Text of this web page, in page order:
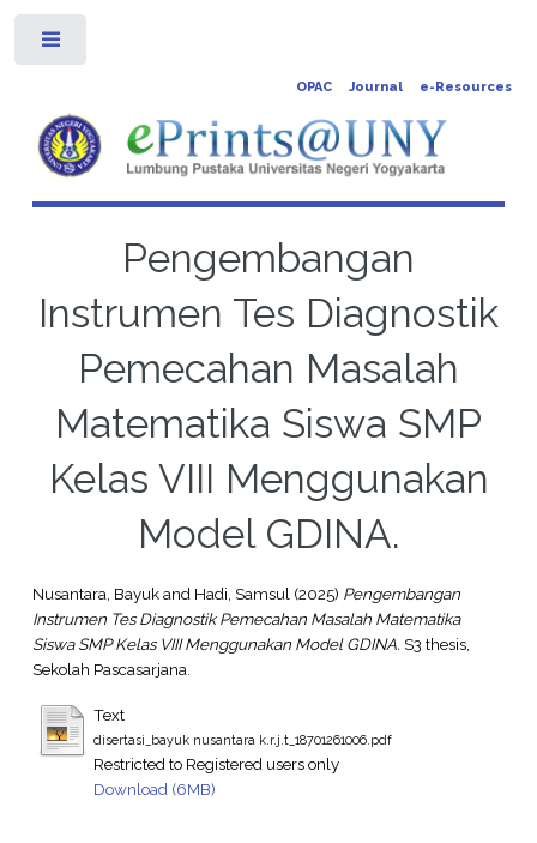
OPAC Journal e-Resources
Pengembangan
Instrumen Tes Diagnostik
Pemecahan Masalah
Matematika Siswa SMP
Kelas VIII Menggunakan
Model GDINA.
Nusantara, Bayukand Hadi, Samsul(2025) Pengembangan
Instrumen Tes Diagnostik Pemecahan Masalah Matematika
Siswa SMP Kelas VIII Menggunakan Model GDINA. S3 thesis,
Sekolah Pascasarjana.
Text
disertasi_bayuk nusantara k.r.j.t_18701261006.pdf
Restricted to Registered users only
Download (6MB)